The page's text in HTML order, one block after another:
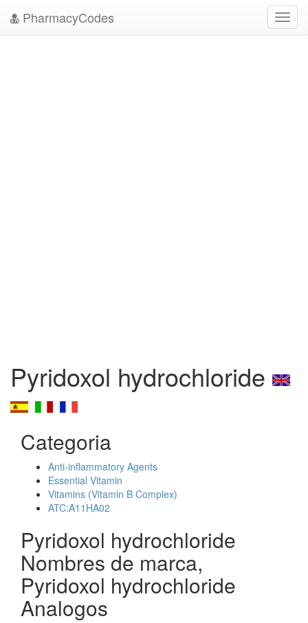
PharmacyCodes
Pyridoxol hydrochloride
Categoria
Anti-inflammatory Agents
Essential Vitamin
Vitamins (Vitamin B Complex)
ATC:A11HA02
Pyridoxol hydrochloride
Nombres de marca,
Pyridoxol hydrochloride
Analogos